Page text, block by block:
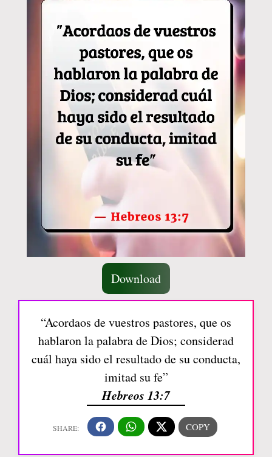
Download
“Acordaos de vuestros pastores, que os
hablaron la palabra de Dios; considerad
cuál haya sido el resultado de su conducta,
imitad su fe”
Hebreos 13:7